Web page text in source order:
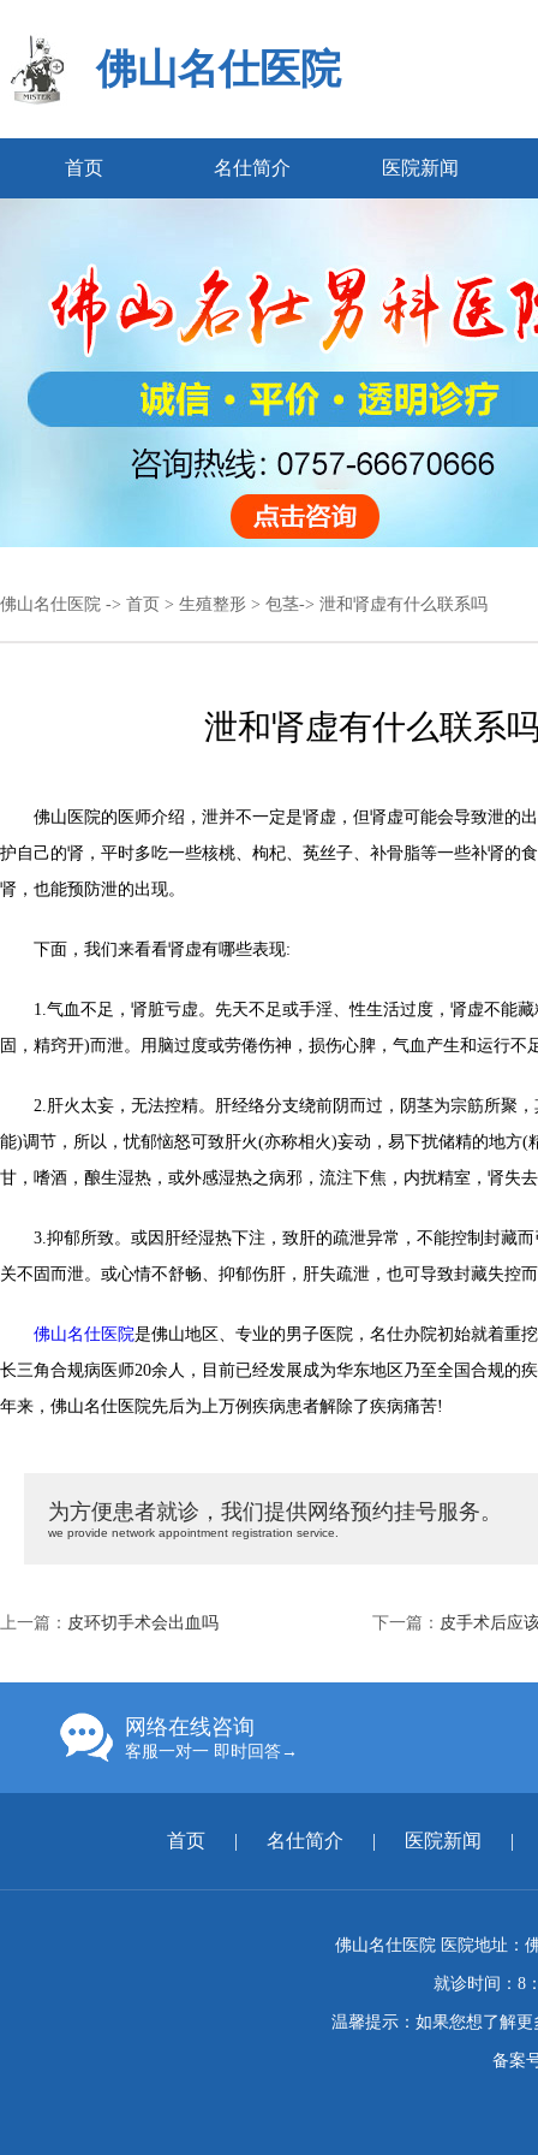
佛山名仕医院
首页 名仕简介 医院新闻
佛山名仕医院 -> 首页 > 生殖整形 > 包茎-> 泄和肾虚有什么联系吗
泄和肾虚有什么联系
佛山医院的医师介绍，泄并不一定是肾虚，但肾虚可能会导致泄的
护自己的肾，平时多吃一些核桃、枸杞、莬丝子、补骨脂等一些补肾的
肾，也能预防泄的出现。
下面，我们来看看肾虚有哪些表现:
1.气血不足，肾脏亏虚。先天不足或手淫、性生活过度，肾虚不能藏
固，精窍开)而泄。用脑过度或劳倦伤神，损伤心脾，气血产生和运行不
2.肝火太妄，无法控精。肝经络分支绕前阴而过，阴茎为宗筋所聚，
能)调节，所以，忧郁恼怒可致肝火(亦称相火)妄动，易下扰储精的地方(
甘，嗜酒，酿生湿热，或外感湿热之病邪，流注下焦，内扰精室，肾失
3.抑郁所致。或因肝经湿热下注，致肝的疏泄异常，不能控制封藏而
关不固而泄。或心情不舒畅、抑郁伤肝，肝失疏泄，也可导致封藏失控
佛山名仕医院是佛山地区、专业的男子医院，名仕办院初始就着重
长三角合规病医师20余人，目前已经发展成为华东地区乃至全国合规的
年来，佛山名仕医院先后为上万例疾病患者解除了疾病痛苦!
为方便患者就诊，我们提供网络预约挂号服务。
we provide network appointment registration service.
上一篇： 皮环切手术会出血吗 下一篇： 皮手术后应
网络在线咨询
客服一对一 即时回答→
首页 | 名仕简介 | 医院新闻 |
佛山名仕医院 医院地址：
就诊时间：8
温馨提示：如果您想了解
备案